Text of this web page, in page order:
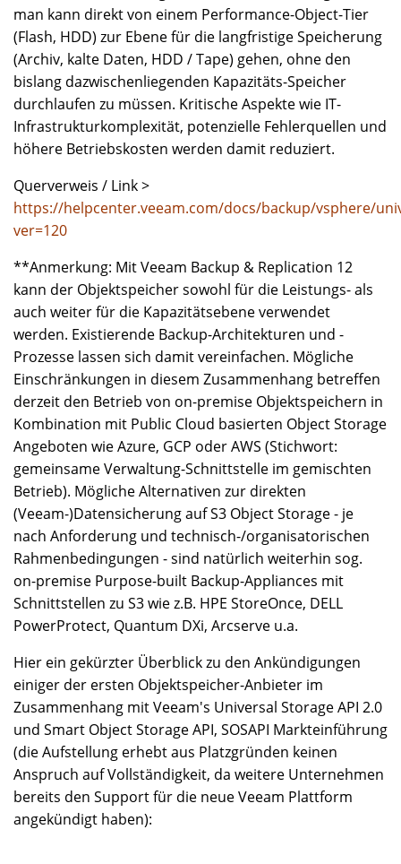
man kann direkt von einem Performance-Object-Tier
(Flash, HDD) zur Ebene für die langfristige Speicherung
(Archiv, kalte Daten, HDD / Tape) gehen, ohne den
bislang dazwischenliegenden Kapazitäts-Speicher
durchlaufen zu müssen. Kritische Aspekte wie IT-
Infrastrukturkomplexität, potenzielle Fehlerquellen und
höhere Betriebskosten werden damit reduziert.
Querverweis / Link >
https://helpcenter.veeam.com/docs/backup/vsphere/
ver=120
**Anmerkung: Mit Veeam Backup & Replication 12
kann der Objektspeicher sowohl für die Leistungs- als
auch weiter für die Kapazitätsebene verwendet
werden. Existierende Backup-Architekturen und -
Prozesse lassen sich damit vereinfachen. Mögliche
Einschränkungen in diesem Zusammenhang betreffen
derzeit den Betrieb von on-premise Objektspeichern in
Kombination mit Public Cloud basierten Object Storage
Angeboten wie Azure, GCP oder AWS (Stichwort:
gemeinsame Verwaltung-Schnittstelle im gemischten
Betrieb). Mögliche Alternativen zur direkten
(Veeam-)Datensicherung auf S3 Object Storage - je
nach Anforderung und technisch-/organisatorischen
Rahmenbedingungen - sind natürlich weiterhin sog.
on-premise Purpose-built Backup-Appliances mit
Schnittstellen zu S3 wie z.B. HPE StoreOnce, DELL
PowerProtect, Quantum DXi, Arcserve u.a.
Hier ein gekürzter Überblick zu den Ankündigungen
einiger der ersten Objektspeicher-Anbieter im
Zusammenhang mit Veeam's Universal Storage API 2.0
und Smart Object Storage API, SOSAPI Markteinführung
(die Aufstellung erhebt aus Platzgründen keinen
Anspruch auf Vollständigkeit, da weitere Unternehmen
bereits den Support für die neue Veeam Plattform
angekündigt haben):